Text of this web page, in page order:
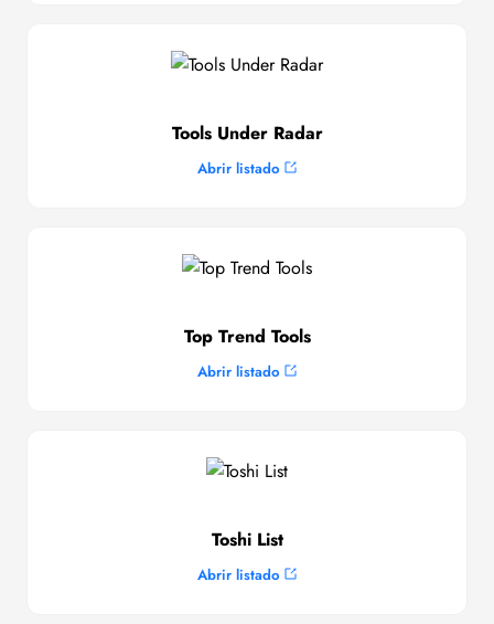
Tools Under Radar
Abrir listado
Top Trend Tools
Abrir listado
Toshi List
Abrir listado